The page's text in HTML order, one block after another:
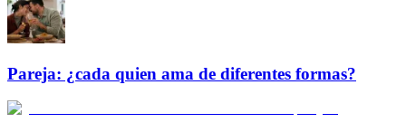
Pareja: ¿cada quien ama de diferentes formas?